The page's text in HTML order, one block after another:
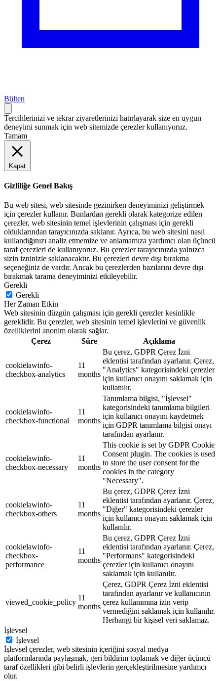
Bülten
Tercihlerinizi ve tekrar ziyaretlerinizi hatırlayarak size en uygun
deneyimi sunmak için web sitemizde çerezler kullanıyoruz.
Tamam
Kapat
Gizliliğe Genel Bakış
Bu web sitesi, web sitesinde gezinirken deneyiminizi geliştirmek
için çerezler kullanır. Bunlardan gerekli olarak kategorize edilen
çerezler, web sitesinin temel işlevlerinin çalışması için gerekli
olduklarından tarayıcınızda saklanır. Ayrıca, bu web sitesini nasıl
kullandığınızı analiz etmemize ve anlamamıza yardımcı olan üçüncü
taraf çerezleri de kullanıyoruz. Bu çerezler tarayıcınızda yalnızca
sizin izninizle saklanacaktır. Bu çerezleri devre dışı bırakma
seçeneğiniz de vardır. Ancak bu çerezlerden bazılarını devre dışı
bırakmak tarama deneyiminizi etkileyebilir.
Gerekli
Gerekli
Her Zaman Etkin
Web sitesinin düzgün çalışması için gerekli çerezler kesinlikle
gereklidir. Bu çerezler, web sitesinin temel işlevlerini ve güvenlik
özelliklerini anonim olarak sağlar.
Çerez
Süre Açıklama
cookielawinfo-
checkbox-analytics
11
months
Bu çerez, GDPR Çerez İzni
eklentisi tarafından ayarlanır. Çerez,
"Analytics" kategorisindeki çerezler
için kullanıcı onayını saklamak için
kullanılır.
cookielawinfo-
checkbox-functional
11
months
Tanımlama bilgisi, "İşlevsel"
kategorisindeki tanımlama bilgileri
için kullanıcı onayını kaydetmek
için GDPR tanımlama bilgisi onayı
tarafından ayarlanır.
cookielawinfo-
checkbox-necessary
11
months
This cookie is set by GDPR Cookie
Consent plugin. The cookies is used
to store the user consent for the
cookies in the category
"Necessary".
cookielawinfo-
checkbox-others
11
months
Bu çerez, GDPR Çerez İzni
eklentisi tarafından ayarlanır. Çerez,
"Diğer" kategorisindeki çerezler
için kullanıcı onayını saklamak için
kullanılır.
cookielawinfo-
checkbox-
performance
11
months
Bu çerez, GDPR Çerez İzni
eklentisi tarafından ayarlanır. Çerez,
"Performans" kategorisindeki
çerezler için kullanıcı onayını
saklamak için kullanılır.
viewed_cookie_policy
11
months
Çerez, GDPR Çerez İzni eklentisi
tarafından ayarlanır ve kullanıcının
çerez kullanımına izin verip
vermediğini saklamak için kullanılır.
Herhangi bir kişisel veri saklamaz.
İşlevsel
İşlevsel
İşlevsel çerezler, web sitesinin içeriğini sosyal medya
platformlarında paylaşmak, geri bildirim toplamak ve diğer üçüncü
taraf özellikleri gibi belirli işlevlerin gerçekleştirilmesine yardımcı
olur.